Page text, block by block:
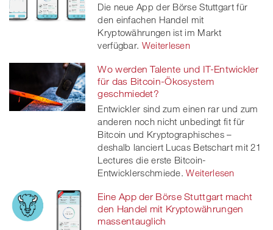
Die neue App der Börse Stuttgart für
den einfachen Handel mit
Kryptowährungen ist im Markt
verfügbar. Weiterlesen
Wo werden Talente und IT-Entwickler
für das Bitcoin-Ökosystem
geschmiedet?
Entwickler sind zum einen rar und zum
anderen noch nicht unbedingt fit für
Bitcoin und Kryptographisches –
deshalb lanciert Lucas Betschart mit 21
Lectures die erste Bitcoin-
Entwicklerschmiede. Weiterlesen
Eine App der Börse Stuttgart macht
den Handel mit Kryptowährungen
massentauglich